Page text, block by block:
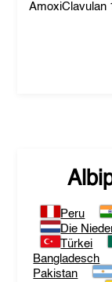
AmoxiClavulan
Peru
Die
Türkei
Bangladesch
Pakistan